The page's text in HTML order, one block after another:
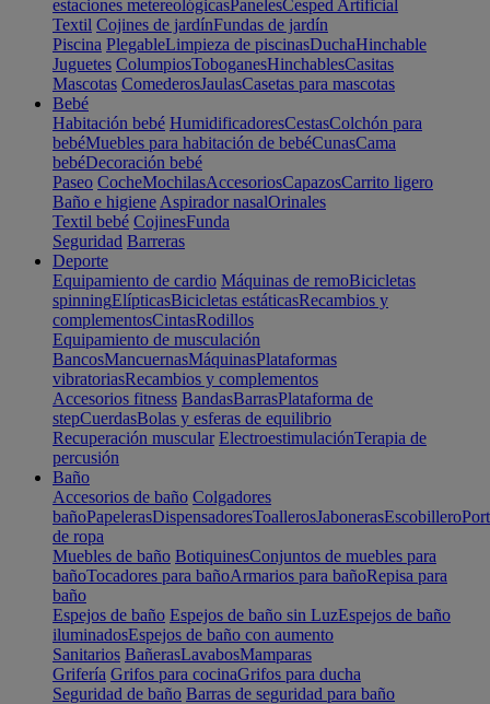
estaciones metereológicasPanelesCesped Artificial
Textil Cojines de jardínFundas de jardín
Piscina PlegableLimpieza de piscinasDuchaHinchable
Juguetes ColumpiosToboganesHinchablesCasitas
Mascotas ComederosJaulasCasetas para mascotas
Bebé
Habitación bebé HumidificadoresCestasColchón para
bebéMuebles para habitación de bebéCunasCama
bebéDecoración bebé
Paseo CocheMochilasAccesoriosCapazosCarrito ligero
Baño e higiene Aspirador nasalOrinales
Textil bebé CojinesFunda
Seguridad Barreras
Deporte
Equipamiento de cardio Máquinas de remoBicicletas
spinningElípticasBicicletas estáticasRecambios y
complementosCintasRodillos
Equipamiento de musculación
BancosMancuernasMáquinasPlataformas
vibratoriasRecambios y complementos
Accesorios fitness BandasBarrasPlataforma de
stepCuerdasBolas y esferas de equilibrio
Recuperación muscular ElectroestimulaciónTerapia de
percusión
Baño
Accesorios de baño Colgadores
bañoPapelerasDispensadoresToallerosJabonerasEscobillero
de ropa
Muebles de baño BotiquinesConjuntos de muebles para
bañoTocadores para bañoArmarios para bañoRepisa para
baño
Espejos de baño Espejos de baño sin LuzEspejos de baño
iluminadosEspejos de baño con aumento
Sanitarios BañerasLavabosMamparas
Grifería Grifos para cocinaGrifos para ducha
Seguridad de baño Barras de seguridad para baño